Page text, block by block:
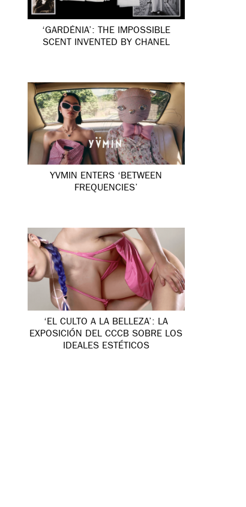
‘GARDÉNIA’: THE IMPOSSIBLE
SCENT INVENTED BY CHANEL
YVMIN ENTERS ‘BETWEEN
FREQUENCIES’
‘EL CULTO A LA BELLEZA’: LA
EXPOSICIÓN DEL CCCB SOBRE LOS
IDEALES ESTÉTICOS